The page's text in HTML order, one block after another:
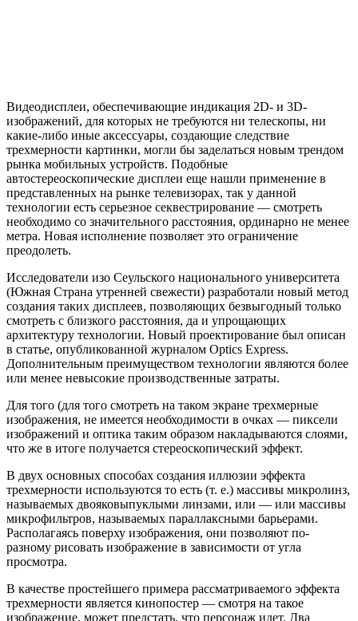
Видеодисплеи, обеспечивающие индикация 2D- и 3D-
изображений, для которых не требуются ни телескопы, ни
какие-либо иные аксессуары, создающие следствие
трехмерности картинки, могли бы заделаться новым трендом
рынка мобильных устройств. Подобные
автостереоскопические дисплеи еще нашли применение в
представленных на рынке телевизорах, так у данной
технологии есть серьезное секвестрирование — смотреть
необходимо со значительного расстояния, ординарно не менее
метра. Новая исполнение позволяет это ограничение
преодолеть.
Исследователи изо Сеульского национального университета
(Южная Страна утренней свежести) разработали новый метод
создания таких дисплеев, позволяющих безвыгодный только
смотреть с близкого расстояния, да и упрощающих
архитектуру технологии. Новый проектирование был описан
в статье, опубликованной журналом Optics Express.
Дополнительным преимуществом технологии являются более
или менее невысокие производственные затраты.
Для того (для того смотреть на таком экране трехмерные
изображения, не имеется необходимости в очках — пиксели
изображений и оптика таким образом накладываются слоями,
что же в итоге получается стереоскопический эффект.
В двух основных способах создания иллюзии эффекта
трехмерности используются то есть (т. е.) массивы микролинз,
называемых двояковыпуклыми линзами, или — или массивы
микрофильтров, называемых параллаксными барьерами.
Располагаясь поверху изображения, они позволяют по-
разному рисовать изображение в зависимости от угла
просмотра.
В качестве простейшего примера рассматриваемого эффекта
трехмерности является кинопостер — смотря на такое
изображение, может предстать, что персонаж идет. Два